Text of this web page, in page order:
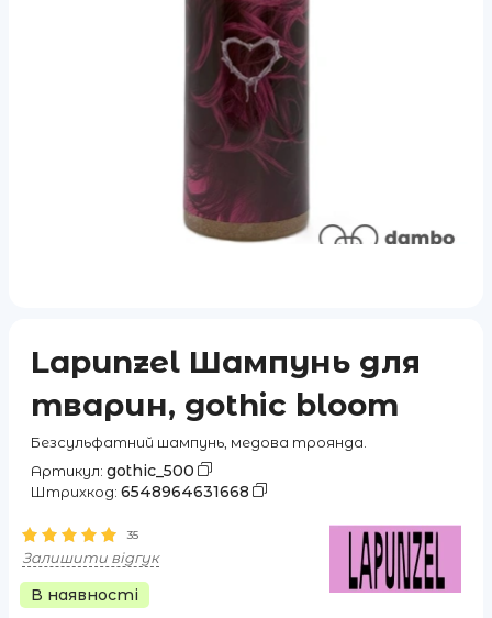
Lapunzel Шампунь для
тварин, gothic bloom
Безсульфатний шампунь, медова троянда.
Артикул: gothic_500
Штрихкод: 6548964631668
35
Залишити відгук
В наявності